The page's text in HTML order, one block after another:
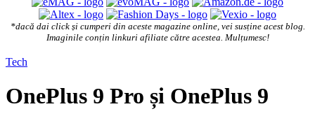
*dacă dai click și cumperi din aceste magazine online, vei susține acest blog.
Imaginile conțin linkuri afiliate către acestea. Mulțumesc!
Tech
OnePlus 9 Pro și OnePlus 9